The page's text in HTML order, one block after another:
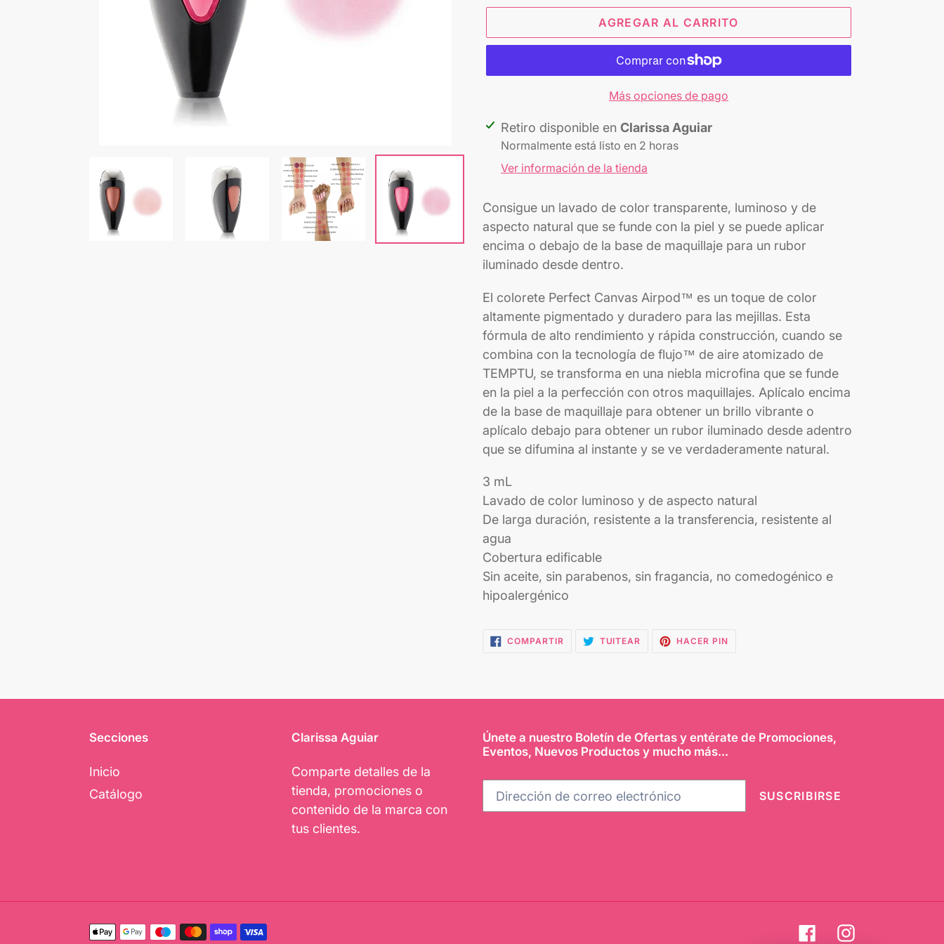
AGREGAR AL CARRITO
Más opciones de pago
Agregando
producto
tu
carrito
Retiro disponible en Clarissa Aguiar
Normalmente está listo en 2 horas
Ver información de la tienda
Consigue un lavado de color transparente, luminoso y de
aspecto natural que se funde con la piel y se puede aplicar
encima o debajo de la base de maquillaje para un rubor
iluminado desde dentro.
El colorete Perfect Canvas Airpod™ es un toque de color
altamente pigmentado y duradero para las mejillas. Esta
fórmula de alto rendimiento y rápida construcción, cuando se
combina con la tecnología de flujo™ de aire atomizado de
TEMPTU, se transforma en una niebla microfina que se funde
en la piel a la perfección con otros maquillajes. Aplícalo encima
de la base de maquillaje para obtener un brillo vibrante o
aplícalo debajo para obtener un rubor iluminado desde adentro
que se difumina al instante y se ve verdaderamente natural.
3 mL
Lavado de color luminoso y de aspecto natural
De larga duración, resistente a la transferencia, resistente al
agua
Cobertura edificable
Sin aceite, sin parabenos, sin fragancia, no comedogénico e
hipoalergénico
COMPARTIRCOMPARTIR
EN
TUITEAR TUITEARHACER PINPINEAR
EN
Secciones
Inicio
Catálogo
Clarissa Aguiar
Comparte detalles de la
tienda, promociones o
contenido de la marca con
tus clientes.
Únete a nuestro Boletín de Ofertas y entérate de Promociones,
Eventos, Nuevos Productos y mucho más...
SUSCRIBIRSE
Métodos
FacebookInstagram